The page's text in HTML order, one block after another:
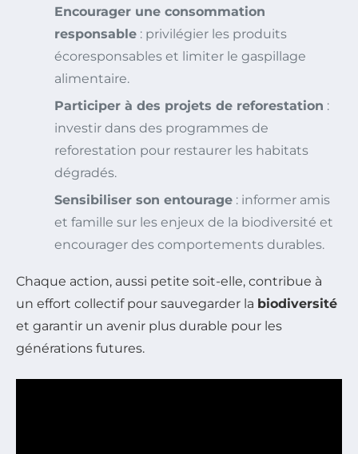
Encourager une consommation
responsable : privilégier les produits
écoresponsables et limiter le gaspillage
alimentaire.
Participer à des projets de reforestation :
investir dans des programmes de
reforestation pour restaurer les habitats
dégradés.
Sensibiliser son entourage : informer amis
et famille sur les enjeux de la biodiversité et
encourager des comportements durables.
Chaque action, aussi petite soit-elle, contribue à
un effort collectif pour sauvegarder la biodiversité
et garantir un avenir plus durable pour les
générations futures.